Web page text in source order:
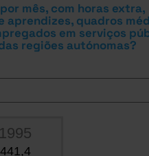
mês, com horas extra,
aprendizes, quadros
em serviços
regiões autónomas?
1995
441,4